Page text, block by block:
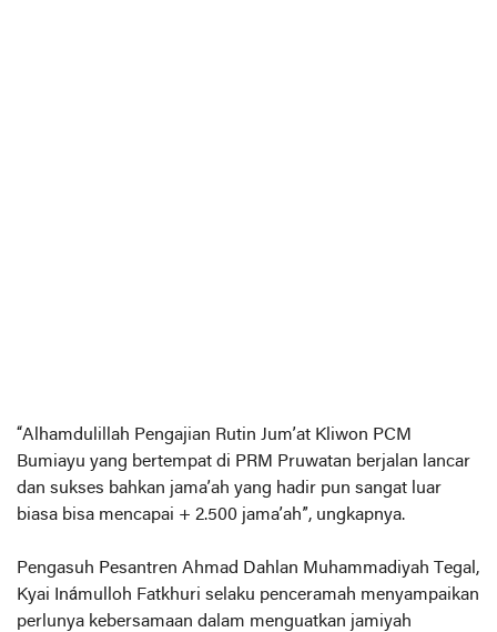
“Alhamdulillah Pengajian Rutin Jum’at Kliwon PCM
Bumiayu yang bertempat di PRM Pruwatan berjalan lancar
dan sukses bahkan jama’ah yang hadir pun sangat luar
biasa bisa mencapai + 2.500 jama’ah”, ungkapnya.
Pengasuh Pesantren Ahmad Dahlan Muhammadiyah Tegal,
Kyai Inámulloh Fatkhuri selaku penceramah menyampaikan
perlunya kebersamaan dalam menguatkan jamiyah